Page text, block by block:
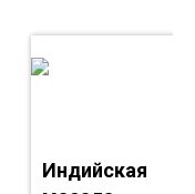
Индийская